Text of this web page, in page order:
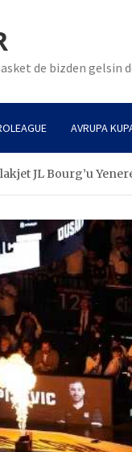
de bizden gelsin
AVRUPA
JL Bourg’u